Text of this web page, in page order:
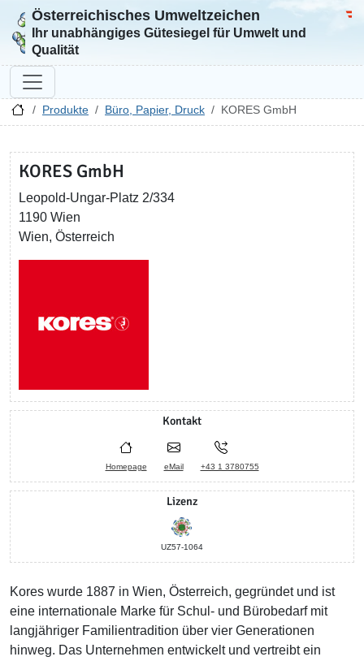
Zur Startseite
Österreichisches Umweltzeichen
Ihr unabhängiges Gütesiegel für Umwelt und
Qualität
Produkte Büro, Papier, Druck KORES GmbH
KORES GmbH
Leopold-Ungar-Platz 2/334
1190 Wien
Wien, Österreich
Kontakt
Homepage eMail +43 1 3780755
Lizenz
UZ57-1064
Kores wurde 1887 in Wien, Österreich, gegründet und ist
eine internationale Marke für Schul- und Bürobedarf mit
langjähriger Familientradition über vier Generationen
hinweg. Das Unternehmen entwickelt und vertreibt ein